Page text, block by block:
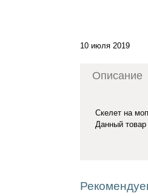
10 июля 2019
Описание
Скелет на
Данный